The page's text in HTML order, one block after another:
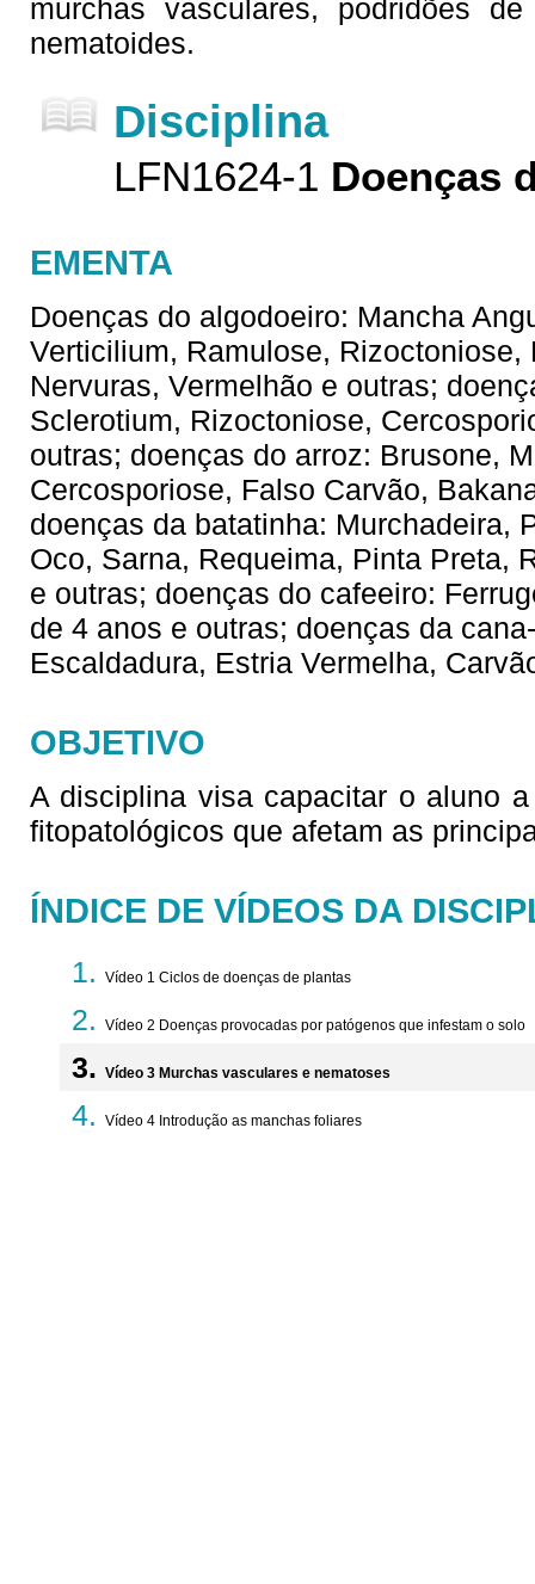
murchas vasculares, podridões
nematoides.
Disciplina
LFN1624-1 Doenças
EMENTA
Doenças do algodoeiro: Mancha
Verticilium, Ramulose,
Nervuras, Vermelhão e outras;
Sclerotium, Rizoctoniose,
outras; doenças do arroz: Brusone,
Cercosporiose, Falso Carvão,
doenças da batatinha: Murchadeira,
Oco, Sarna, Requeima, Pinta Preta,
e outras; doenças do cafeeiro:
de 4 anos e outras; doenças da
Escaldadura, Estria Vermelha,
OBJETIVO
A disciplina visa capacitar o aluno
fitopatológicos que afetam as
ÍNDICE DE VÍDEOS DA
Vídeo 1 Ciclos de doenças de plantas
Vídeo 2 Doenças provocadas por patógenos que infestam o solo
Vídeo 3 Murchas vasculares e nematoses
Vídeo 4 Introdução as manchas foliares